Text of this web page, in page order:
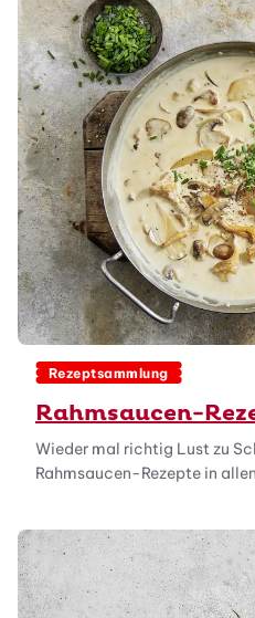
Rezeptsammlung
Rahmsaucen-
Wieder mal richtig Lust zu
Rahmsaucen-Rezepte in